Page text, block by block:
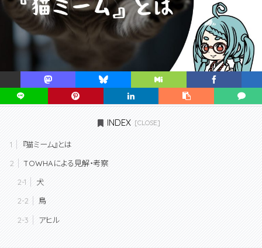
INDEX
『猫ミーム』とは
TOWHAによる見解・考察
犬
鳥
アヒル